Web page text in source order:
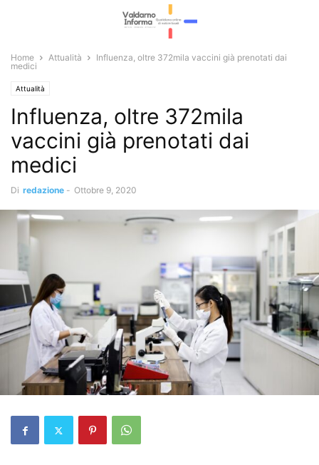
Home Attualità
Influenza, oltre 372mila vaccini già prenotati dai
medici
Attualità
Influenza, oltre 372mila
vaccini già prenotati dai
medici
Di redazione - Ottobre 9, 2020